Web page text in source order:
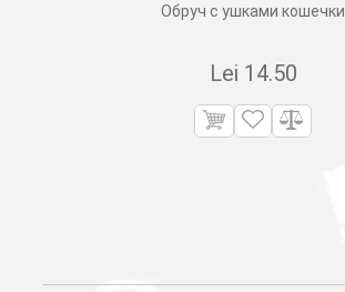
Обруч с ушками кошечки
Lei 14.50